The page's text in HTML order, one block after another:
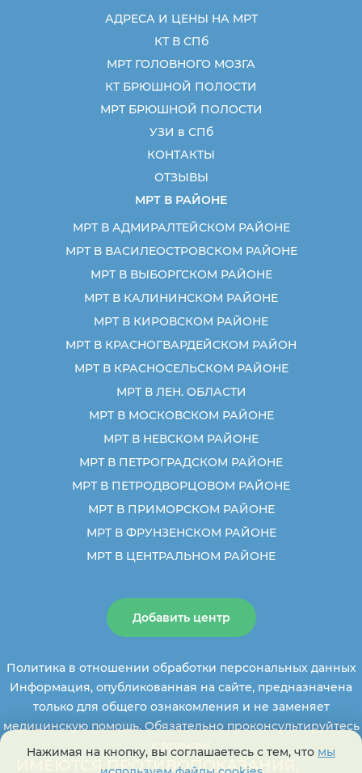
АДРЕСА И ЦЕНЫ НА МРТ
КТ В СПб
МРТ ГОЛОВНОГО МОЗГА
КТ БРЮШНОЙ ПОЛОСТИ
МРТ БРЮШНОЙ ПОЛОСТИ
УЗИ в СПб
КОНТАКТЫ
ОТЗЫВЫ
МРТ В РАЙОНЕ
МРТ В АДМИРАЛТЕЙСКОМ РАЙОНЕ
МРТ В ВАСИЛЕОСТРОВСКОМ РАЙОНЕ
МРТ В ВЫБОРГСКОМ РАЙОНЕ
МРТ В КАЛИНИНСКОМ РАЙОНЕ
МРТ В КИРОВСКОМ РАЙОНЕ
МРТ В КРАСНОГВАРДЕЙСКОМ РАЙОН
МРТ В КРАСНОСЕЛЬСКОМ РАЙОНЕ
МРТ В ЛЕН. ОБЛАСТИ
МРТ В МОСКОВСКОМ РАЙОНЕ
МРТ В НЕВСКОМ РАЙОНЕ
МРТ В ПЕТРОГРАДСКОМ РАЙОНЕ
МРТ В ПЕТРОДВОРЦОВОМ РАЙОНЕ
МРТ В ПРИМОРСКОМ РАЙОНЕ
МРТ В ФРУНЗЕНСКОМ РАЙОНЕ
МРТ В ЦЕНТРАЛЬНОМ РАЙОНЕ
Добавить центр
Политика в отношении обработки персональных данных
Информация, опубликованная на сайте, предназначена
только для общего ознакомления и не заменяет
медицинскую помощь. Обязательно проконсультируйтесь
ИМЕЮТСЯ ПРОТИВОПОКАЗАНИЯ,
Нажимая на кнопку, вы соглашаетесь с тем, что мы